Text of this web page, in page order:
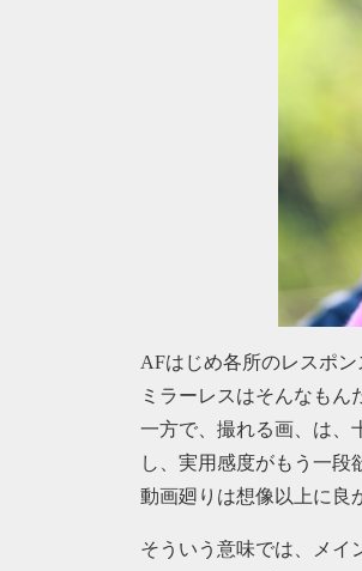
AFはじめ各所のレスポ
ミラーレスはそんなもん
一方で、撮れる画、は、
し、実用感度がもう一段
動画廻りは想像以上に良
そういう意味では、メイ